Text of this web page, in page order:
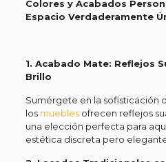
Colores y Acabados
Espacio Verdaderamente
1. Acabado Mate: Reflejos
Brillo
Sumérgete en la sofisticación
los mueblesofrecen reflejos
una elección perfecta para
estética discreta pero